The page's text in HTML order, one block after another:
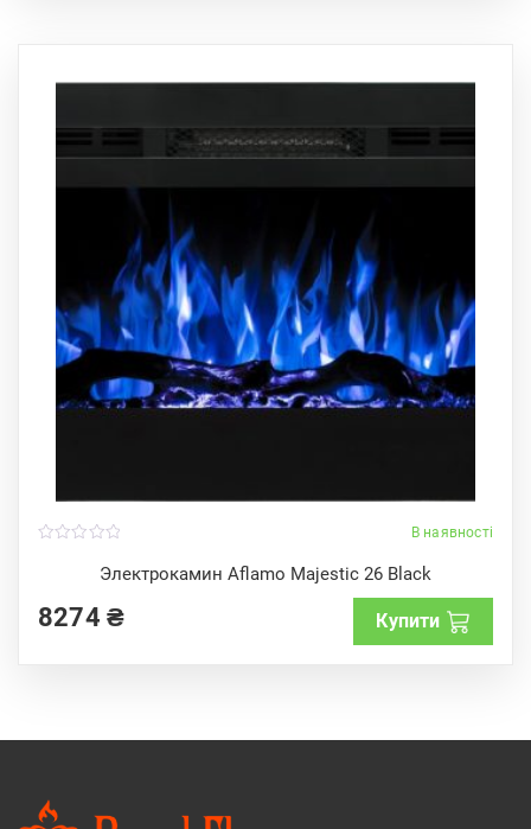
В наявності
Электрокамин Aflamo Majestic 26 Black
o
f8274 ₴ Купити